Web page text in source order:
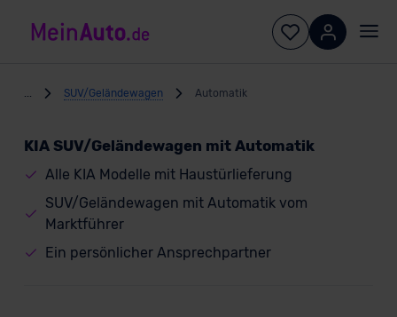
SUV/Geländewagen Automatik
KIA SUV/Geländewagen mit Automatik
Alle KIA Modelle mit Haustürlieferung
SUV/Geländewagen mit Automatik vom
Marktführer
Ein persönlicher Ansprechpartner